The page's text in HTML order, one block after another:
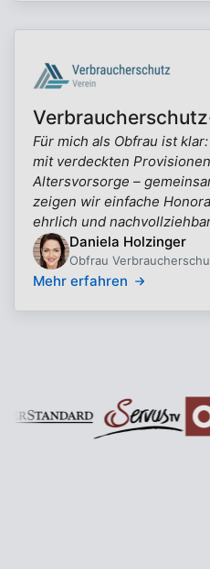
Für mich als Obfrau ist
mit verdeckten
Altersvorsorge –
zeigen wir einfache
ehrlich und
Daniela Holzinger
Obfrau
Mehr erfahren